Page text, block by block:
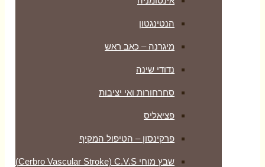
הנטינגטון
מיגרנה – כאב ראש
נדודי שינה
סחרחורות ואי יציבות
פציאליס
פרקינסון – הטיפול המקיף
שבץ מוחי Cerbro Vascular Stroke) C.V.S)